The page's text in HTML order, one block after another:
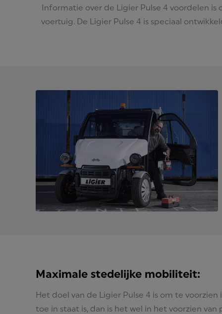
Informatie over de Ligier Pulse 4 voordelen
voertuig. De Ligier Pulse 4 is speciaal
Maximale stedelijke mobiliteit:
Het doel van de Ligier Pulse 4 is om te
toe in staat is, dan is het wel in het voorzien